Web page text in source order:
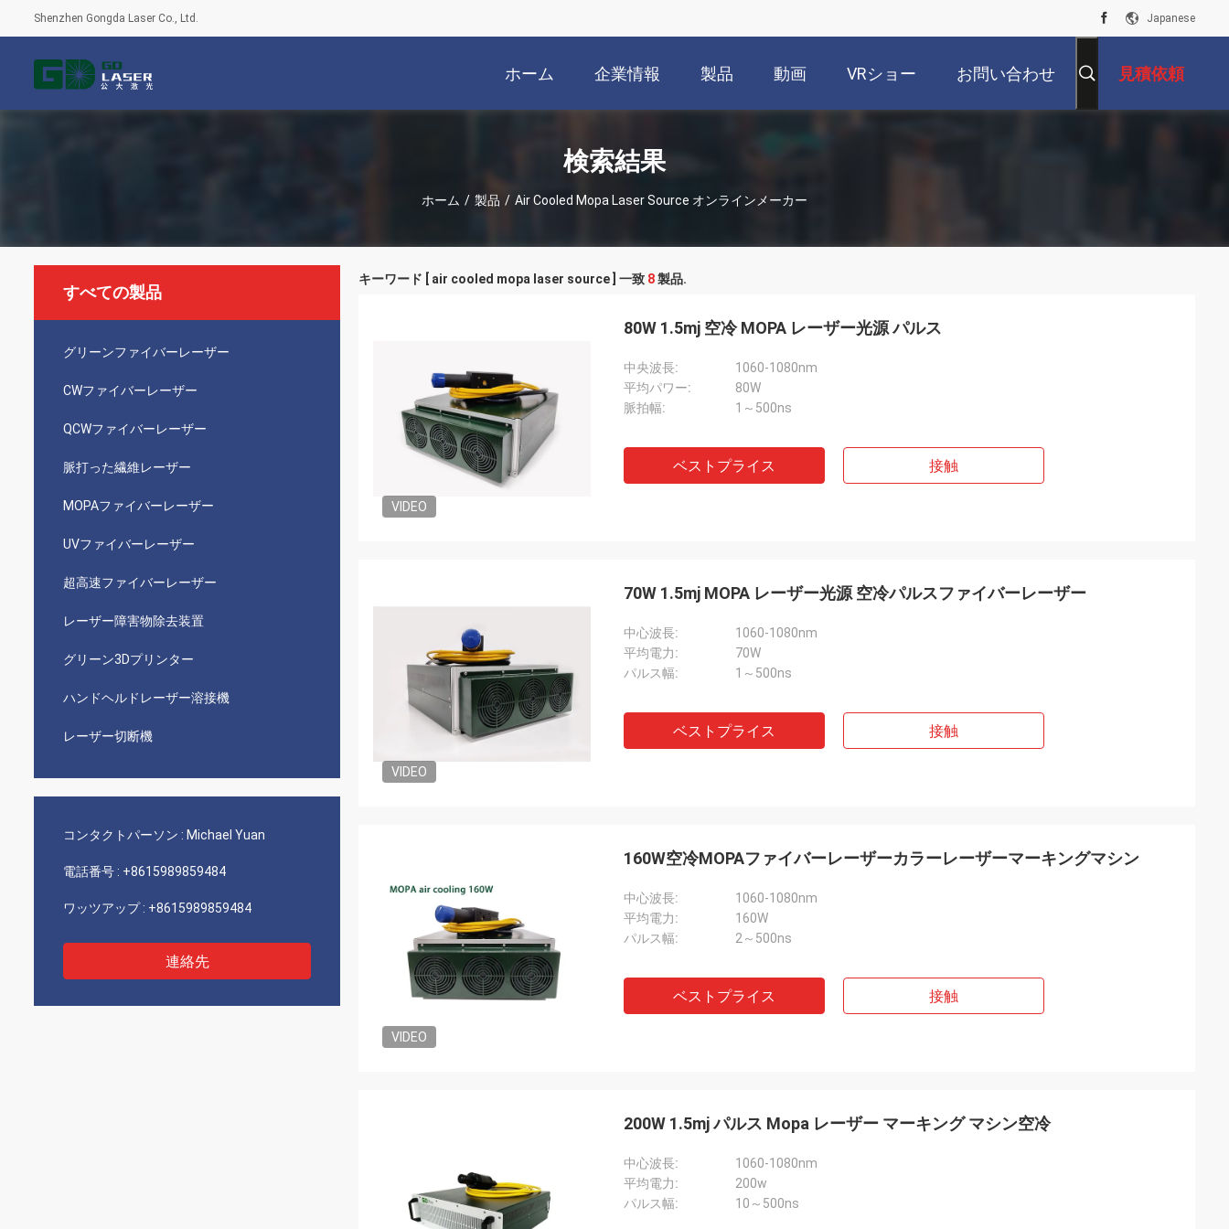
Shenzhen Gongda Laser Co., Ltd. Japanese
ホーム 企業情報 製品 動画 VRショー お問い合わせ 見積依頼
検索結果
ホーム / 製品 / Air Cooled Mopa Laser Source オンラインメーカー
すべての製品
グリーンファイバーレーザー
CWファイバーレーザー
QCWファイバーレーザー
脈打った繊維レーザー
MOPAファイバーレーザー
UVファイバーレーザー
超高速ファイバーレーザー
レーザー障害物除去装置
グリーン3Dプリンター
ハンドヘルドレーザー溶接機
レーザー切断機
コンタクトパーソン : Michael Yuan
電話番号 : +8615989859484
ワッツアップ : +8615989859484
連絡先
キーワード [ air cooled mopa laser source ] 一致 8製品.
VIDEO
80W 1.5mj 空冷 MOPA レーザー光源 パルス
中央波長:
1060-1080nm
平均パワー:
80W
脈拍幅:
1～500ns
ベストプライス 接触
VIDEO
70W 1.5mj MOPA レーザー光源 空冷パルスファイバーレーザー
中心波長:
1060-1080nm
平均電力:
70W
パルス幅:
1～500ns
ベストプライス 接触
VIDEO
160W空冷MOPAファイバーレーザーカラーレーザーマーキングマシン
中心波長:
1060-1080nm
平均電力:
160W
パルス幅:
2～500ns
ベストプライス 接触
200W 1.5mj パルス Mopa レーザー マーキング マシン空冷
中心波長:
1060-1080nm
平均電力:
200w
パルス幅:
10～500ns